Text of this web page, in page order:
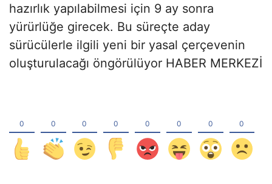
hazırlık yapılabilmesi için 9 ay sonra
yürürlüğe girecek. Bu süreçte aday
sürücülerle ilgili yeni bir yasal çerçevenin
oluşturulacağı öngörülüyor HABER MERKEZİ